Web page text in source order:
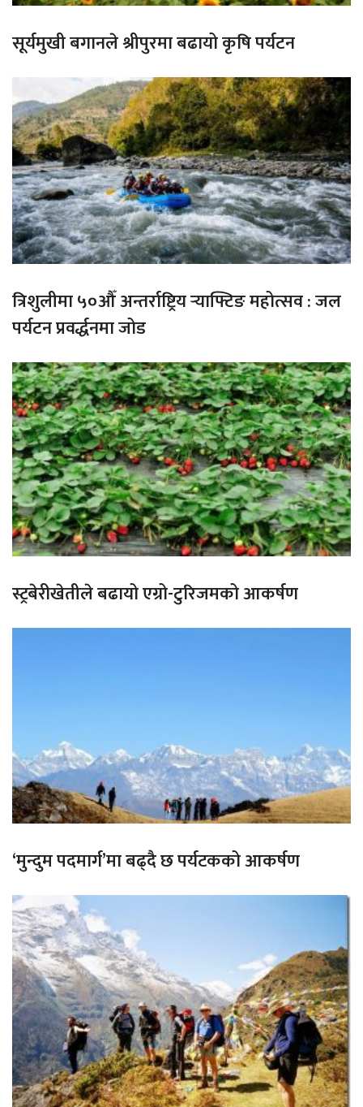
सूर्यमुखी बगानले श्रीपुरमा बढायो कृषि पर्यटन
त्रिशुलीमा ५०औँ अन्तर्राष्ट्रिय र्‍याफ्टिङ महोत्सव : जल
पर्यटन प्रवर्द्धनमा जोड
स्ट्रबेरीखेतीले बढायो एग्रो-टुरिजमको आकर्षण
‘मुन्दुम पदमार्ग’मा बढ्दै छ पर्यटकको आकर्षण